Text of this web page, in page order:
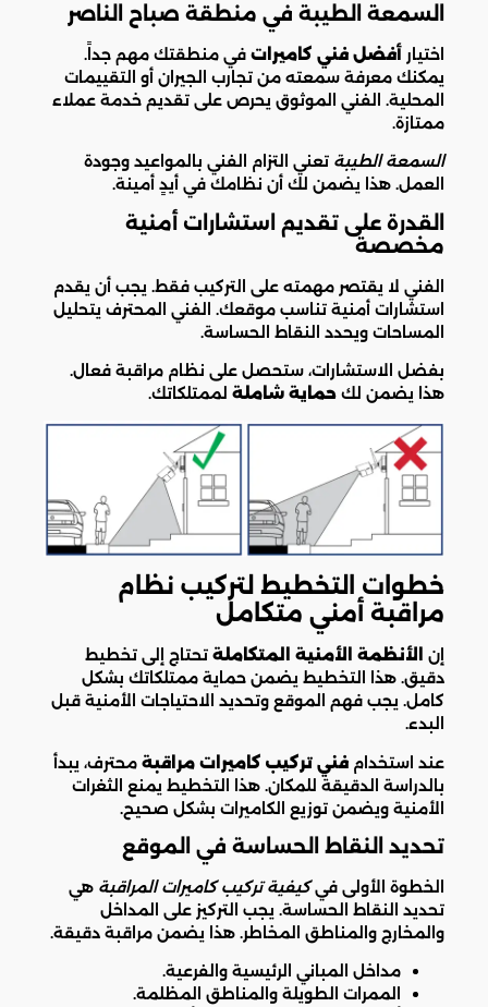
السمعة الطيبة في منطقة صباح الناصر
اختيار أفضل فني كاميرات في منطقتك مهم جداً.
يمكنك معرفة سمعته من تجارب الجيران أو التقييمات
المحلية. الفني الموثوق يحرص على تقديم خدمة عملاء
ممتازة.
السمعة الطيبة تعني التزام الفني بالمواعيد وجودة
العمل. هذا يضمن لك أن نظامك في أيدٍ أمينة.
القدرة على تقديم استشارات أمنية
مخصصة
الفني لا يقتصر مهمته على التركيب فقط. يجب أن يقدم
استشارات أمنية تناسب موقعك. الفني المحترف يتحليل
المساحات ويحدد النقاط الحساسة.
بفضل الاستشارات، ستحصل على نظام مراقبة فعال.
هذا يضمن لك حماية شاملة لممتلكاتك.
خطوات التخطيط لتركيب نظام
مراقبة أمني متكامل
إن الأنظمة الأمنية المتكاملة تحتاج إلى تخطيط
دقيق. هذا التخطيط يضمن حماية ممتلكاتك بشكل
كامل. يجب فهم الموقع وتحديد الاحتياجات الأمنية قبل
البدء.
عند استخدام فني تركيب كاميرات مراقبة محترف، يبدأ
بالدراسة الدقيقة للمكان. هذا التخطيط يمنع الثغرات
الأمنية ويضمن توزيع الكاميرات بشكل صحيح.
تحديد النقاط الحساسة في الموقع
الخطوة الأولى فيكيفية تركيب كاميرات المراقبة هي
تحديد النقاط الحساسة. يجب التركيز على المداخل
والمخارج والمناطق المخاطر. هذا يضمن مراقبة دقيقة.
مداخل المباني الرئيسية والفرعية.
الممرات الطويلة والمناطق المظلمة.